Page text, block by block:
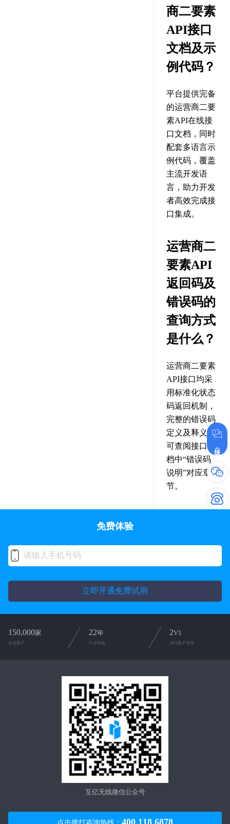
商二要素
API接口
文档及示
例代码？
平台提供完备
的运营商二要
素API在线接
口文档，同时
配套多语言示
例代码，覆盖
主流开发语
言，助力开发
者高效完成接
口集成。
运营商二
要素API
返回码及
错误码的
查询方式
是什么？
运营商二要素
API接口均采
用标准化状态
码返回机制，
完整的错误码
定义及释义，
可查阅接口文
档中“错误码
说明”对应章
节。
在线咨询
免费体验
立即开通免费试用
150,000家
企业客户
22年
行业经验
2V1
2对1客户支持
互亿无线微信公众号
点击拨打咨询热线： 400 118 6878